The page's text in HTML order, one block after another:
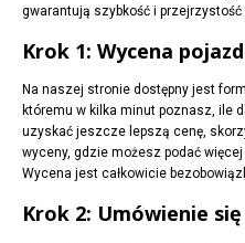
gwarantują szybkość i
Krok 1: Wycena
Na naszej stronie dostępny jest
któremu w kilka minut poznasz, ile
uzyskać jeszcze lepszą cenę,
wyceny, gdzie możesz podać
Wycena jest całkowicie
Krok 2: Umówienie